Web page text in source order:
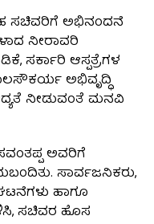
ಸಚಿವರಿಗೆ ಅಭಿನಂದನೆ
ನೀರಾವರಿ
ಸರ್ಕಾರಿ ಆಸ್ಪತ್ರೆಗಳ
ಅಭಿವೃದ್ಧಿ
ನೀಡುವಂತೆ ಮನವಿ
ಅವರಿಗೆ
ಸಾರ್ವಜನಿಕರು,
ಹಾಗೂ
ಸಚಿವರ ಹೊಸ